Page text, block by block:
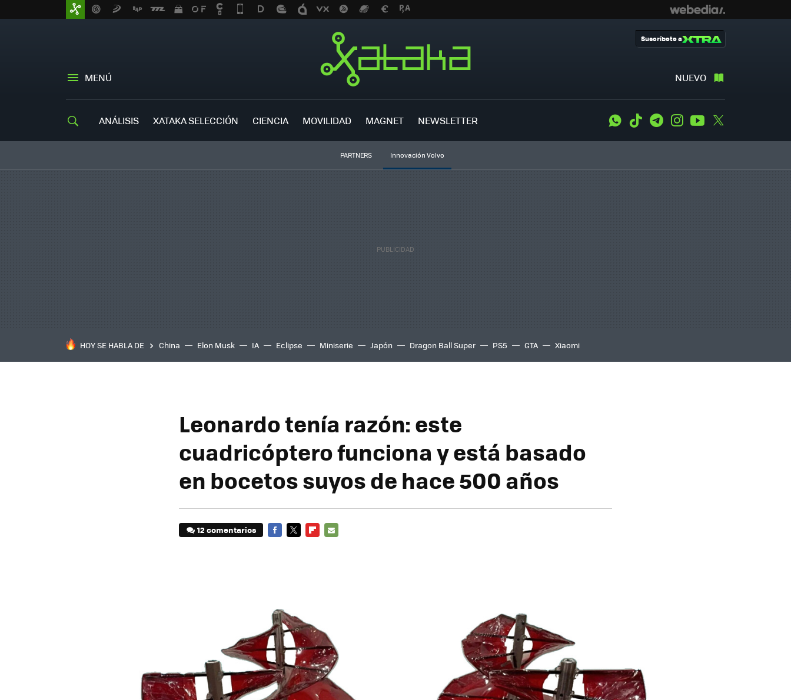
MENÚ NUEVO
Suscríbete a
ANÁLISIS XATAKA SELECCIÓN CIENCIA MOVILIDAD MAGNET NEWSLETTER WhatsApp
Tiktok TelegramInstagramYoutube
PARTNERS Innovación Volvo
HOY SE HABLA DE China Elon Musk IA Eclipse Miniserie Japón Dragon Ball Super PS5 GTA Xiaomi
Leonardo tenía razón: este
cuadricóptero funciona y está basado
en bocetos suyos de hace 500 años
12 comentarios